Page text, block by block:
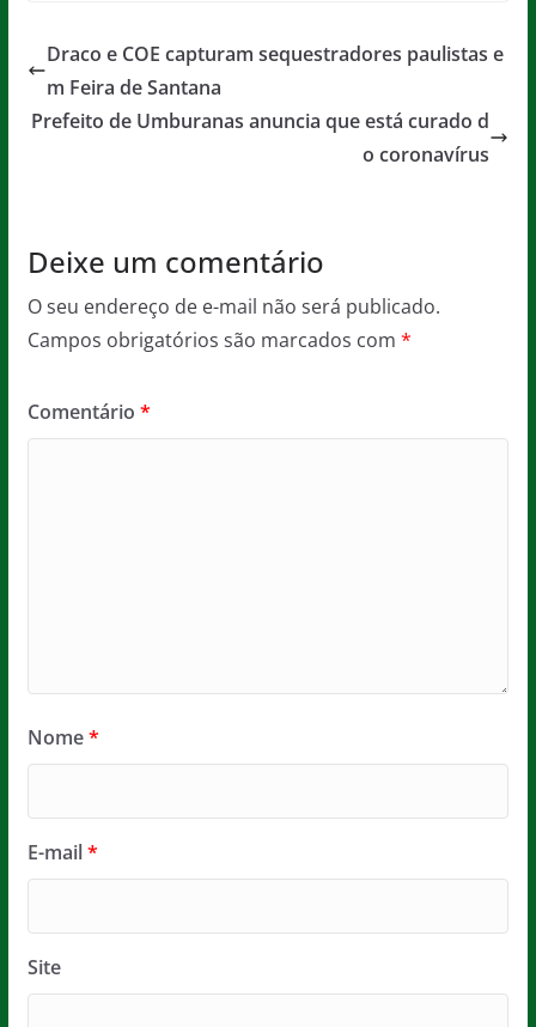
e
b
o
er l s
p
a
e
Draco e COE capturam sequestradores paulistas e
m Feira de Santana
Prefeito de Umburanas anuncia que está curado d
o coronavírus
Deixe um comentário
O seu endereço de e-mail não será publicado.
Campos obrigatórios são marcados com *
Comentário *
Nome*
E-mail*
Site